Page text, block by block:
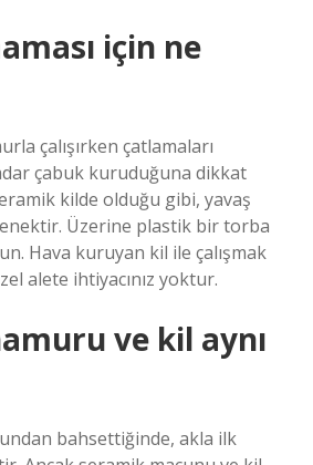
için ne
çalışırken çatlamaları
çabuk kuruduğuna dikkat
kilde olduğu gibi, yavaş
Üzerine plastik bir torba
Hava kuruyan kil ile çalışmak
alete ihtiyacınız yoktur.
ve kil aynı
bahsettiğinde, akla ilk